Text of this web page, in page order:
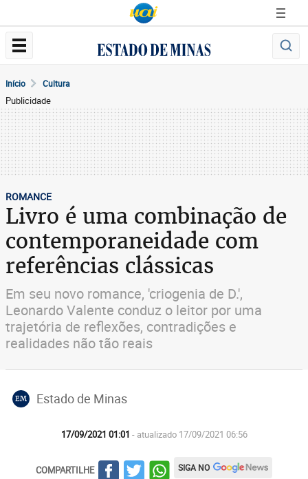
Início Cultura
Publicidade
ROMANCE
Livro é uma combinação de
contemporaneidade com
referências clássicas
Em seu novo romance, 'criogenia de D.',
Leonardo Valente conduz o leitor por uma
trajetória de reflexões, contradições e
realidades não tão reais
EM Estado de Minas
17/09/2021 01:01 - atualizado 17/09/2021 06:56
COMPARTILHE SIGA NO